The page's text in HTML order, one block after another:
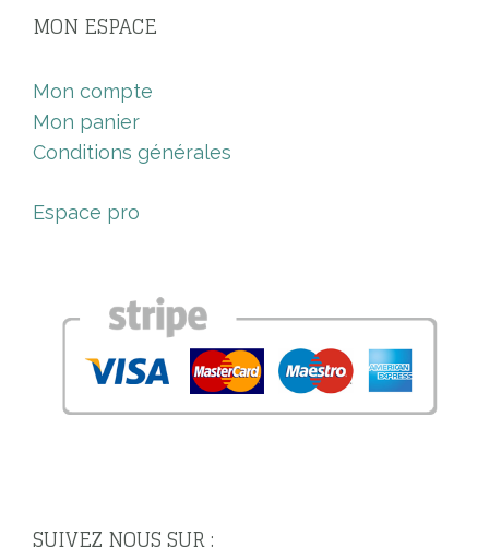
MON ESPACE
Mon compte
Mon panier
Conditions générales
Espace pro
SUIVEZ NOUS SUR :